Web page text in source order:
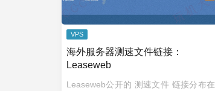
VPS
海外服务器测速文件链接：
Leaseweb
Leaseweb公开的 测速文件 链接分布在